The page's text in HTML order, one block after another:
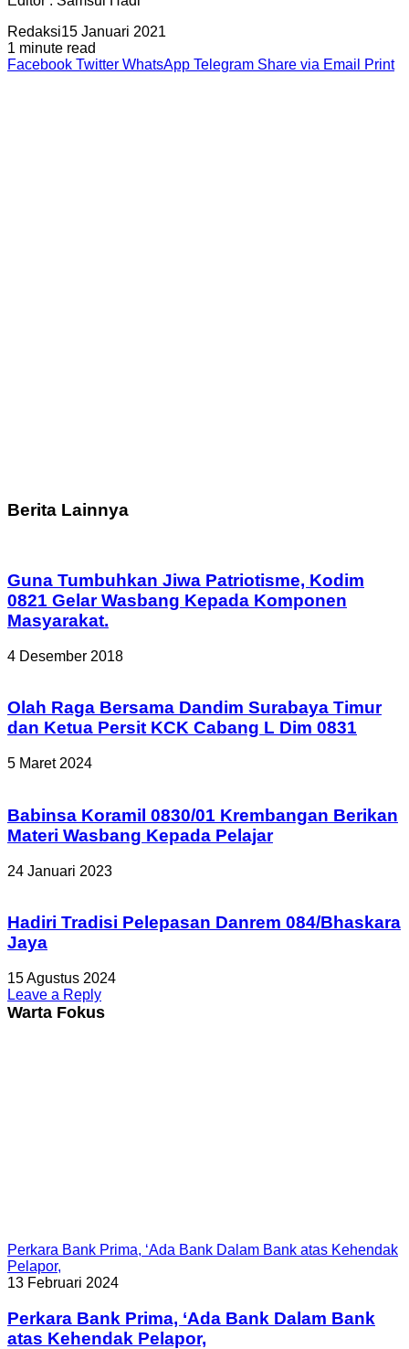
Redaksi15 Januari 2021
1 minute read
Facebook Twitter WhatsApp Telegram Share via Email Print
Berita Lainnya
Guna Tumbuhkan Jiwa Patriotisme, Kodim
0821 Gelar Wasbang Kepada Komponen
Masyarakat.
4 Desember 2018
Olah Raga Bersama Dandim Surabaya Timur
dan Ketua Persit KCK Cabang L Dim 0831
5 Maret 2024
Babinsa Koramil 0830/01 Krembangan Berikan
Materi Wasbang Kepada Pelajar
24 Januari 2023
Hadiri Tradisi Pelepasan Danrem 084/Bhaskara
Jaya
15 Agustus 2024
Leave a Reply
Warta Fokus
Perkara Bank Prima, ‘Ada Bank Dalam Bank atas Kehendak
Pelapor,
13 Februari 2024
Perkara Bank Prima, ‘Ada Bank Dalam Bank
atas Kehendak Pelapor,